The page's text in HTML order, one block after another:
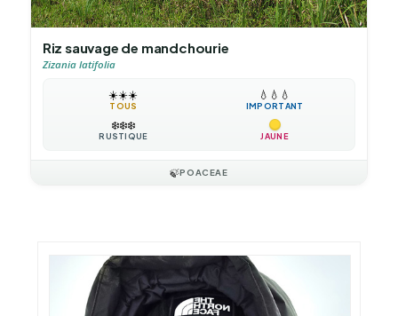
Riz sauvage de mandchourie
Zizania latifolia
☀️☀️☀️
TOUS
💧 💧 💧
IMPORTANT
❄️❄️❄️
RUSTIQUE JAUNE
🍃POACEAE